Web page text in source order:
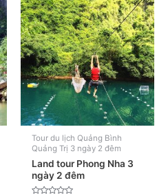
Tour du lịch Quảng Bình
Quảng Trị 3 ngày 2 đêm
Land tour Phong Nha 3
ngày 2 đêm